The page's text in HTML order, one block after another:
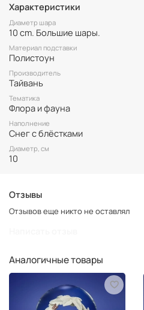
Характеристики
Диаметр шара
10 cm. Большие шары.
Материал подставки
Полистоун
Производитель
Тайвань
Тематика
Флора и фауна
Наполнение
Снег с блёстками
Диаметр, см
10
Отзывы
Отзывов еще никто не оставлял
Аналогичные товары